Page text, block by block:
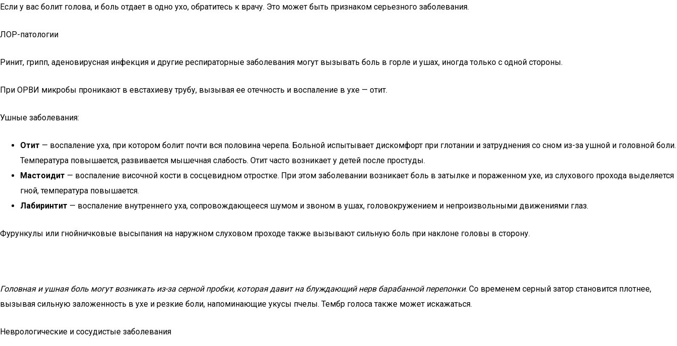
Если у вас болит голова, и боль отдает в одно ухо, обратитесь к врачу. Это может быть признаком серьезного заболевания.
ЛОР-патологии
Ринит, грипп, аденовирусная инфекция и другие респираторные заболевания могут вызывать боль в горле и ушах, иногда только с одной стороны.
При ОРВИ микробы проникают в евстахиеву трубу, вызывая ее отечность и воспаление в ухе — отит.
Ушные заболевания:
Отит — воспаление уха, при котором болит почти вся половина черепа. Больной испытывает дискомфорт при глотании и затруднения со сном из-за ушной и головной боли.
Температура повышается, развивается мышечная слабость. Отит часто возникает у детей после простуды.
Мастоидит — воспаление височной кости в сосцевидном отростке. При этом заболевании возникает боль в затылке и пораженном ухе, из слухового прохода выделяется
гной, температура повышается.
Лабиринтит — воспаление внутреннего уха, сопровождающееся шумом и звоном в ушах, головокружением и непроизвольными движениями глаз.
Фурункулы или гнойничковые высыпания на наружном слуховом проходе также вызывают сильную боль при наклоне головы в сторону.
Головная и ушная боль могут возникать из-за серной пробки, которая давит на блуждающий нерв барабанной перепонки. Со временем серный затор становится плотнее,
вызывая сильную заложенность в ухе и резкие боли, напоминающие укусы пчелы. Тембр голоса также может искажаться.
Неврологические и сосудистые заболевания